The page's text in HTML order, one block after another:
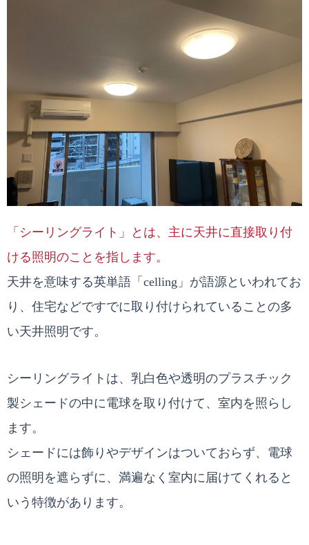
「シーリングライト」とは、主に天井に直接取り付
ける照明のことを指します。
天井を意味する英単語「celling」が語源といわれてお
り、住宅などですでに取り付けられていることの多
い天井照明です。
シーリングライトは、乳白色や透明のプラスチック
製シェードの中に電球を取り付けて、室内を照らし
ます。
シェードには飾りやデザインはついておらず、電球
の照明を遮らずに、満遍なく室内に届けてくれると
いう特徴があります。